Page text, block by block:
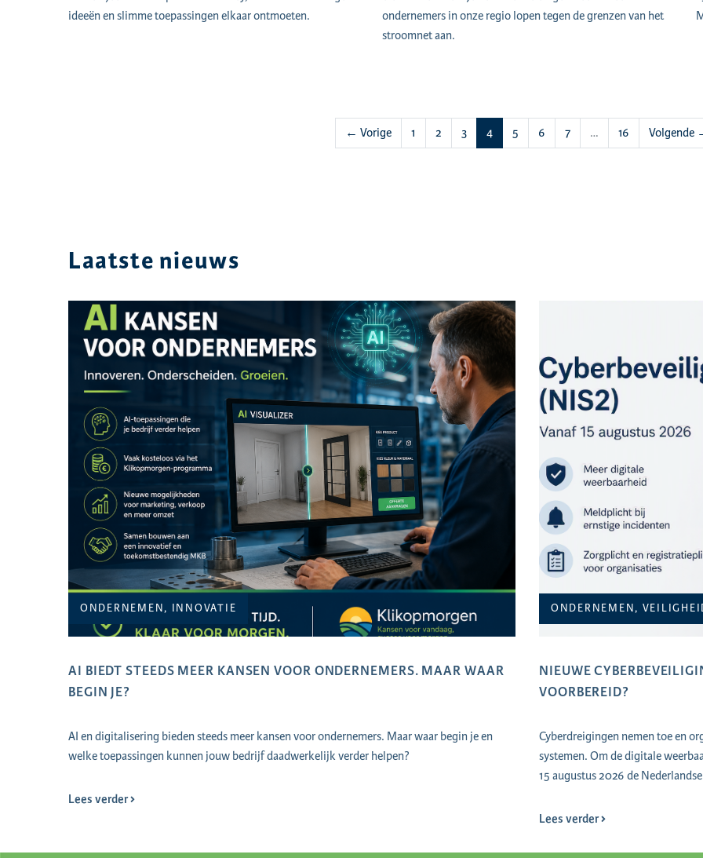
ideeën en slimme toepassingen elkaar ontmoeten.
ondernemers in onze regio lopen tegen de grenzen van het
stroomnet aan.
← Vorige 1 2 3 4(huidige)
5 6 7 … 16 Volgende
Laatste nieuws
ONDERNEMEN, INNOVATIE
AI BIEDT STEEDS MEER KANSEN VOOR ONDERNEMERS. MAAR WAAR
BEGIN JE?
AI en digitalisering bieden steeds meer kansen voor ondernemers. Maar waar begin je en
welke toepassingen kunnen jouw bedrijf daadwerkelijk verder helpen?
Lees verder
ONDERNEMEN,
NIEUWE
VOORBEREID?
Cyberdreigingen nemen toe en
systemen. Om de digitale
15 augustus 2026 de
Lees verder